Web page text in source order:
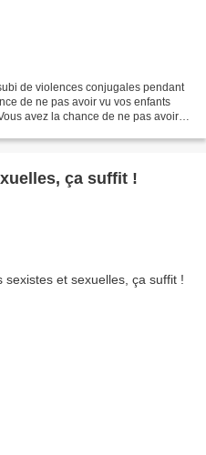
de violences conjugales pendant
de ne pas avoir vu vos enfants
avez la chance de ne pas avoir
ça suffit !